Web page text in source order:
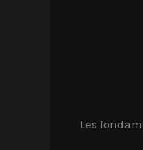
Les